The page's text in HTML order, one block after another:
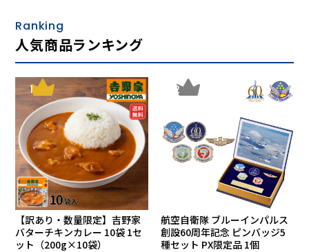
Ranking
人気商品ランキング
1
【訳あり・数量限定】吉野家
バターチキンカレー 10袋 1セ
ット（200g×10袋）
2
航空自衛隊 ブルーインパルス
創設60周年記念 ピンバッジ5
種セット PX限定品 1個